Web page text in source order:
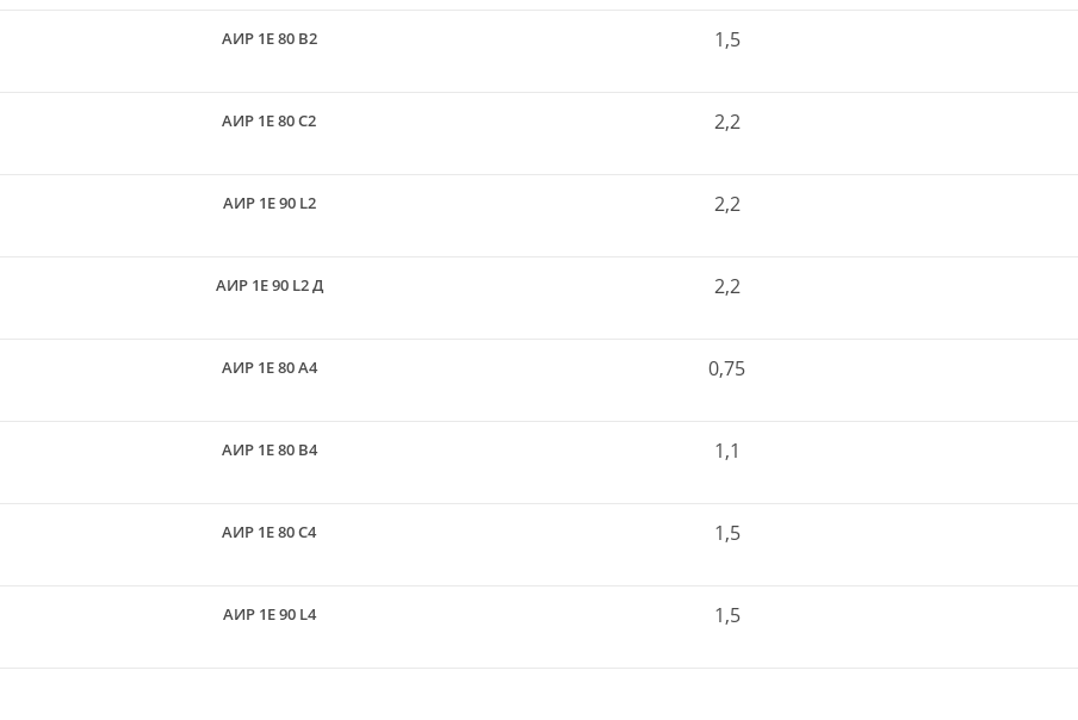
АИР 1Е 80 B2 1,5
АИР 1Е 80 С2 2,2
АИР 1Е 90 L2 2,2
АИР 1Е 90 L2 Д 2,2
АИР 1Е 80 A4 0,75
АИР 1Е 80 B4 1,1
АИР 1Е 80 C4 1,5
АИР 1Е 90 L4 1,5